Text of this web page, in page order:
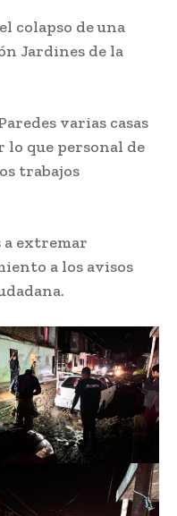
colapso de una
Jardines de la
varias casas
que personal de
trabajos
a extremar
a los avisos